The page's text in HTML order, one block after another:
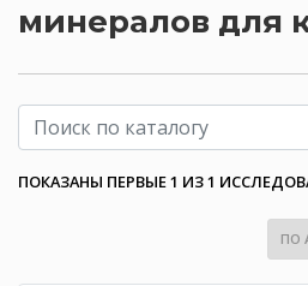
минералов для
ПОКАЗАНЫ ПЕРВЫЕ 1 ИЗ 1